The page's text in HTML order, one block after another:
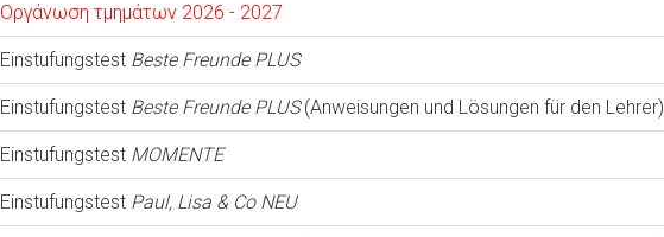
Οργάνωση τμημάτων 2026 - 2027
Einstufungstest Beste Freunde PLUS
Einstufungstest Beste Freunde PLUS(Anweisungen und Lösungen für den Lehrer)
Einstufungstest MOMENTE
Einstufungstest Paul, Lisa & Co NEU